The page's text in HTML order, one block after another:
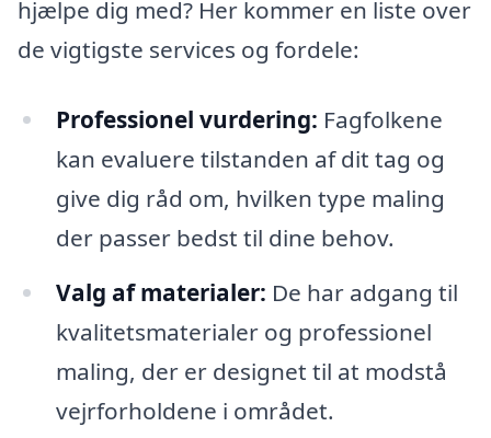
hjælpe dig med? Her kommer en liste over
de vigtigste services og fordele:
Professionel vurdering: Fagfolkene
kan evaluere tilstanden af dit tag og
give dig råd om, hvilken type maling
der passer bedst til dine behov.
Valg af materialer: De har adgang til
kvalitetsmaterialer og professionel
maling, der er designet til at modstå
vejrforholdene i området.